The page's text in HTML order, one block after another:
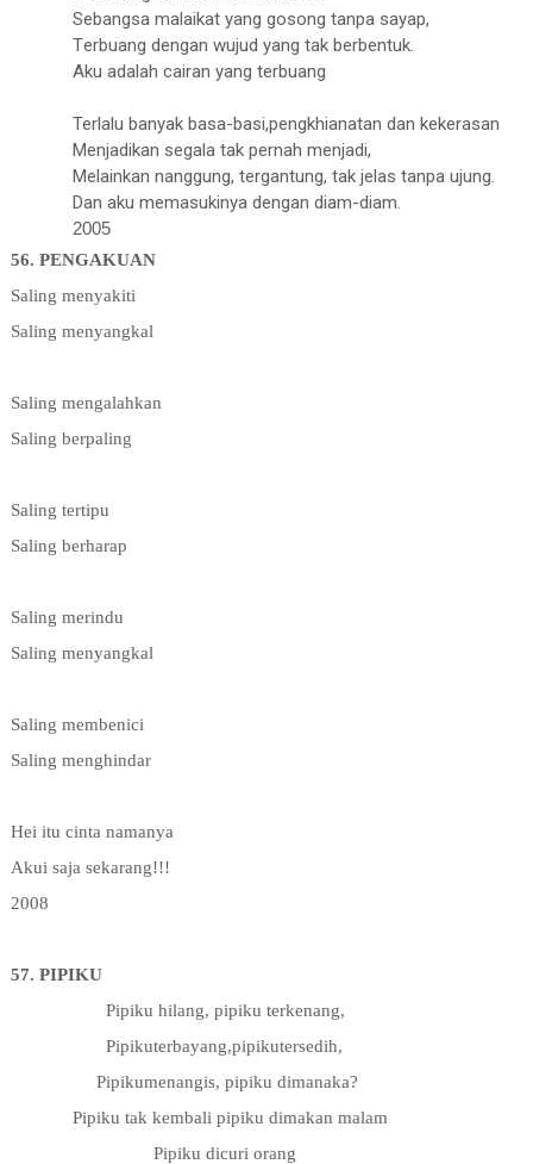
Sebangsa malaikat yang gosong tanpa sayap,
Terbuang dengan wujud yang tak berbentuk.
Aku adalah cairan yang terbuang
Terlalu banyak basa-basi,pengkhianatan dan kekerasan
Menjadikan segala tak pernah menjadi,
Melainkan nanggung, tergantung, tak jelas tanpa ujung.
Dan aku memasukinya dengan diam-diam.
2005
56. PENGAKUAN
Saling menyakiti
Saling menyangkal
Saling mengalahkan
Saling berpaling
Saling tertipu
Saling berharap
Saling merindu
Saling menyangkal
Saling membenici
Saling menghindar
Hei itu cinta namanya
Akui saja sekarang!!!
2008
57. PIPIKU
Pipiku hilang, pipiku terkenang,
Pipikuterbayang,pipikutersedih,
Pipikumenangis, pipiku dimanaka?
Pipiku tak kembali pipiku dimakan malam
Pipiku dicuri orang